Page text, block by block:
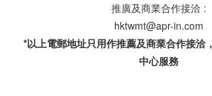
推廣及商業合作接洽 :
hktwmt@apr-in.com
*以上電郵地址只用作推薦及商業合作接洽
中心服務